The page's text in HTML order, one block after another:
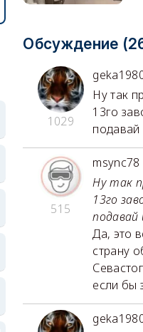
Обсуждение
1029
Ну так
13го
подавай
515
msync78
Ну так
13го
подавай
Да, это
страну
если бы